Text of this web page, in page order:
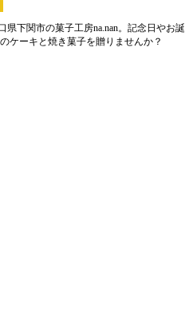
下関市の菓子工房na.nan。記念日やお誕
ケーキと焼き菓子を贈りませんか？